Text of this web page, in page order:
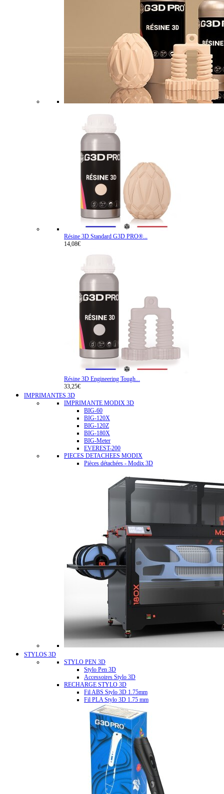
Résine 3D Standard G3D PRO®...
14,08€
Résine 3D Engineering Tough...
33,25€
IMPRIMANTES 3D
IMPRIMANTE MODIX 3D
BIG-60
BIG-120X
BIG-120Z
BIG-180X
BIG-Meter
EVEREST-200
PIECES DETACHEES MODIX
Pièces détachées - Modix 3D
STYLOS 3D
STYLO PEN 3D
Stylo Pen 3D
Accessoires Stylo 3D
RECHARGE STYLO 3D
Fil ABS Stylo 3D 1.75mm
Fil PLA Stylo 3D 1.75 mm